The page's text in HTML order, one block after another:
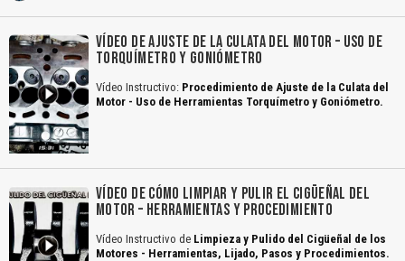
VÍDEO DE AJUSTE DE LA CULATA DEL MOTOR – USO DE
TORQUÍMETRO Y GONIÓMETRO
Vídeo Instructivo: Procedimiento de Ajuste de la Culata del
Motor - Uso de Herramientas Torquímetro y Goniómetro.
VÍDEO DE CÓMO LIMPIAR Y PULIR EL CIGÜEÑAL DEL
MOTOR – HERRAMIENTAS Y PROCEDIMIENTO
Vídeo Instructivo de Limpieza y Pulido del Cigüeñal de los
Motores - Herramientas, Lijado, Pasos y Procedimientos.